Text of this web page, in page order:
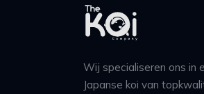
Wij specialiseren ons in
Japanse koi van